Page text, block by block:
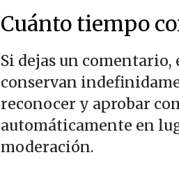
Cuánto tiempo
Si dejas un comentario,
conservan
reconocer y aprobar
automáticamente en
moderación.